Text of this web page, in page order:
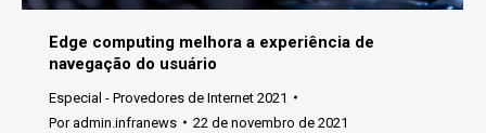
Edge computing melhora a experiência de
navegação do usuário
Especial - Provedores de Internet 2021
Poradmin.infranews 22 de novembro de 2021